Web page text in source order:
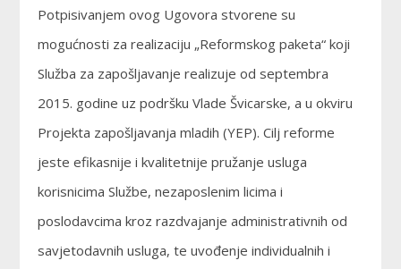
Potpisivanjem ovog Ugovora stvorene su
mogućnosti za realizaciju „Reformskog paketa“ koji
Služba za zapošljavanje realizuje od septembra
2015. godine uz podršku Vlade Švicarske, a u okviru
Projekta zapošljavanja mladih (YEP). Cilj reforme
jeste efikasnije i kvalitetnije pružanje usluga
korisnicima Službe, nezaposlenim licima i
poslodavcima kroz razdvajanje administrativnih od
savjetodavnih usluga, te uvođenje individualnih i